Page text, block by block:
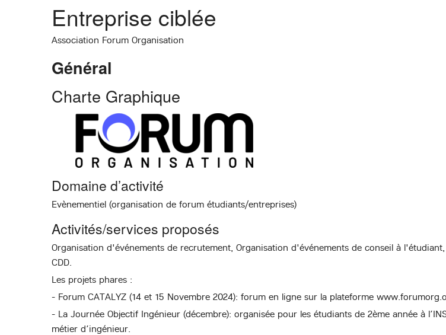
Entreprise ciblée
Association Forum Organisation
Général
Charte Graphique
Domaine d’activité
Evènementiel (organisation de forum étudiants/entreprises)
Activités/services proposés
Organisation d'événements de recrutement, Organisation d'événements de conseil à
CDD.
Les projets phares :
- Forum CATALYZ (14 et 15 Novembre 2024): forum en ligne sur la plateforme
- La Journée Objectif Ingénieur (décembre): organisée pour les étudiants de 2ème année à
métier d’ingénieur.